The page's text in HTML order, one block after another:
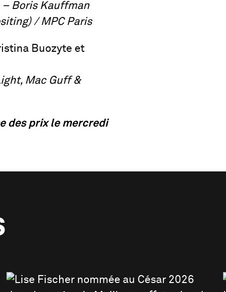
– Boris Kauffman
/ MPC Paris
Buozyte et
Mac Guff &
des prix le mercredi